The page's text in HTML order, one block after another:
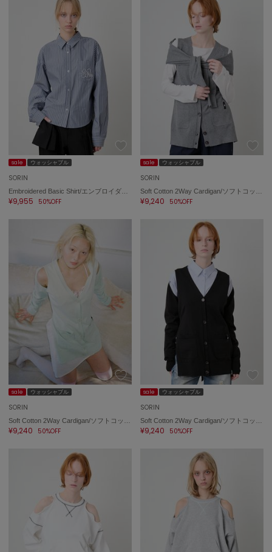
sale ウォッシャブル
SORIN
Embroidered Basic Shirt/エンブロイダード ベーシックシャツ
¥9,955 50%OFF
sale ウォッシャブル
SORIN
Soft Cotton 2Way Cardigan/ソフトコットン 2WAYカーディガン
¥9,240 50%OFF
sale ウォッシャブル
SORIN
¥9,240 50%OFF
sale ウォッシャブル
SORIN
¥9,240 50%OFF